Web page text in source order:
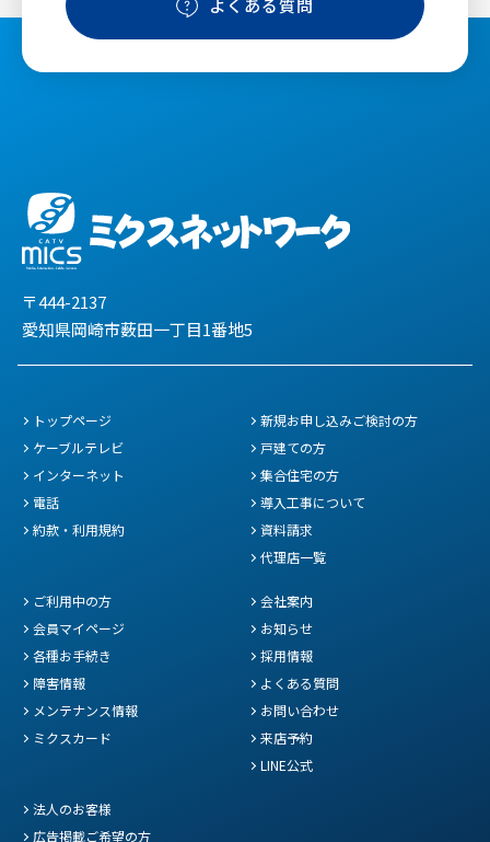
よくある質問
〒444-2137
愛知県岡崎市薮田一丁目1番地5
トップページ
ケーブルテレビ
インターネット
電話
約款・利用規約
新規お申し込みご検討の方
戸建ての方
集合住宅の方
導入工事について
資料請求
代理店一覧
ご利用中の方
会員マイページ
各種お手続き
障害情報
メンテナンス情報
ミクスカード
会社案内
お知らせ
採用情報
よくある質問
お問い合わせ
来店予約
LINE公式
法人のお客様
広告掲載ご希望の方